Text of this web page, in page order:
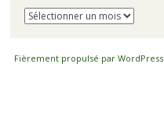
Archives
Fièrement propulsé par WordPress